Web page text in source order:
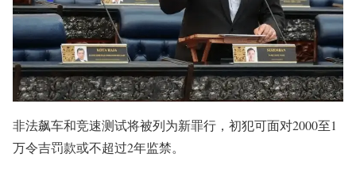
非法飙车和竞速测试将被列为新罪行，初犯可面对2000至1
万令吉罚款或不超过2年监禁。